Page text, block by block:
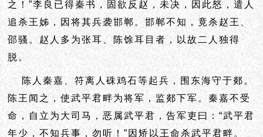
之！”李良已得秦书，固欲反赵，未决，因此怒，遣人
追杀王姊，因将其兵袭邯郸。邯郸不知，竟杀赵王、
邵骚。赵人多为张耳、陈馀耳目者，以故二人独得
脱。
陈人秦嘉、符离人硃鸡石等起兵，围东海守于郯。
陈王闻之，使武平君畔为将军，监郯下军。秦嘉不受
命，自立为大司马，恶属武平君，告军吏曰：“武平君
年少，不知兵事，勿听！”因矫以王命杀武平君畔。